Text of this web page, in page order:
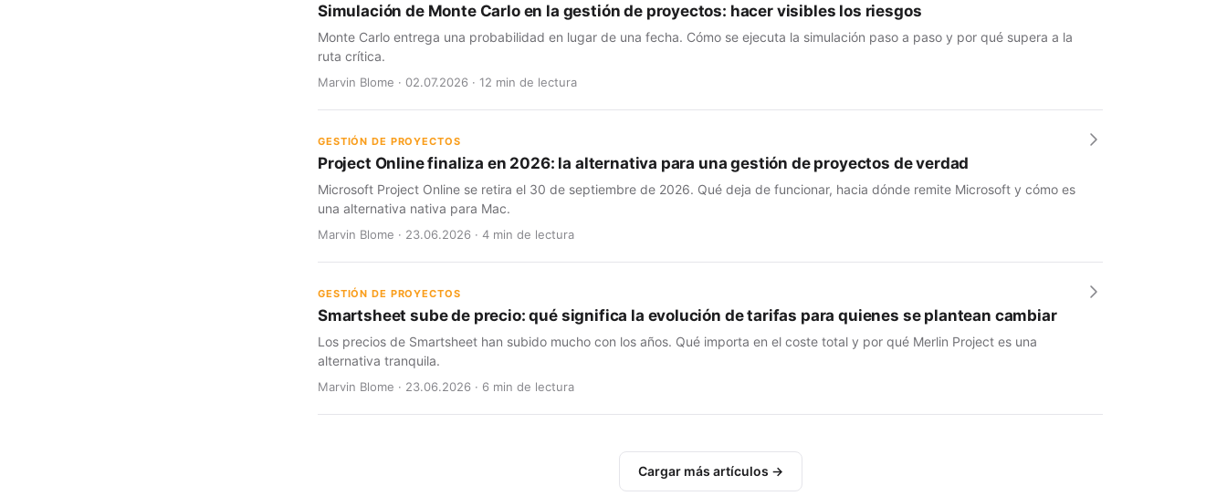
Simulación de Monte Carlo en la gestión de proyectos: hacer visibles los riesgos
Monte Carlo entrega una probabilidad en lugar de una fecha. Cómo se ejecuta la simulación paso a paso y por qué supera a la
ruta crítica.
Marvin Blome · 02.07.2026 · 12 min de lectura
GESTIÓN DE PROYECTOS
Project Online finaliza en 2026: la alternativa para una gestión de proyectos de verdad
Microsoft Project Online se retira el 30 de septiembre de 2026. Qué deja de funcionar, hacia dónde remite Microsoft y cómo es
una alternativa nativa para Mac.
Marvin Blome · 23.06.2026 · 4 min de lectura
GESTIÓN DE PROYECTOS
Smartsheet sube de precio: qué significa la evolución de tarifas para quienes se plantean cambiar
Los precios de Smartsheet han subido mucho con los años. Qué importa en el coste total y por qué Merlin Project es una
alternativa tranquila.
Marvin Blome · 23.06.2026 · 6 min de lectura
Cargar más artículos →